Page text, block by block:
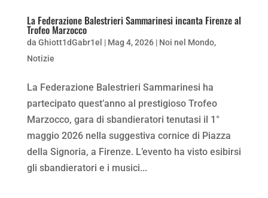
La Federazione Balestrieri Sammarinesi incanta Firenze al
Trofeo Marzocco
da Ghiott1dGabr1el | Mag 4, 2026| Noi nel Mondo,
Notizie
La Federazione Balestrieri Sammarinesi ha
partecipato quest’anno al prestigioso Trofeo
Marzocco, gara di sbandieratori tenutasi il 1°
maggio 2026 nella suggestiva cornice di Piazza
della Signoria, a Firenze. L’evento ha visto esibirsi
gli sbandieratori e i musici...